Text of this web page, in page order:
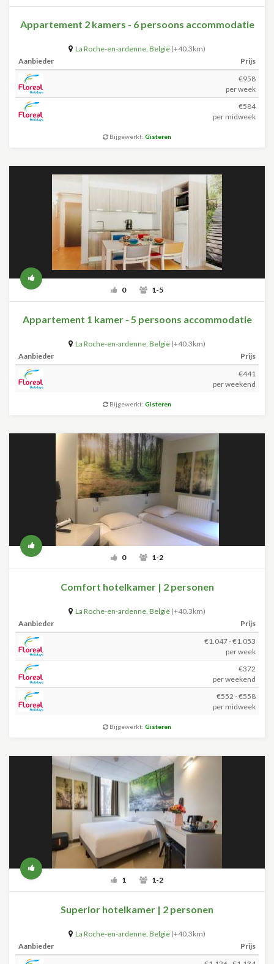
Appartement 2 kamers - 6 persoons accommodatie
La Roche-en-ardenne, België (+40.3km)
Aanbieder
Prijs
€958
per week
€584
per midweek
Bijgewerkt: Gisteren
0 1-5
Appartement 1 kamer - 5 persoons accommodatie
La Roche-en-ardenne, België (+40.3km)
Aanbieder
Prijs
€441
per weekend
Bijgewerkt: Gisteren
0 1-2
Comfort hotelkamer | 2 personen
La Roche-en-ardenne, België (+40.3km)
Aanbieder
Prijs
€1.047 - €1.053
per week
€372
per weekend
€552 - €558
per midweek
Bijgewerkt: Gisteren
1 1-2
Superior hotelkamer | 2 personen
La Roche-en-ardenne, België (+40.3km)
Aanbieder
Prijs